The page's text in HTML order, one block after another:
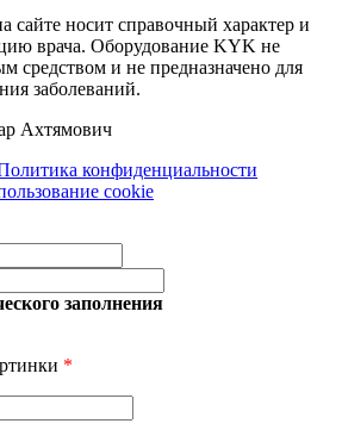
сайте носит справочный характер и
врача. Оборудование KYK не
средством и не предназначено для
заболеваний.
Ахтямович
конфиденциальности
cookie
заполнения
*